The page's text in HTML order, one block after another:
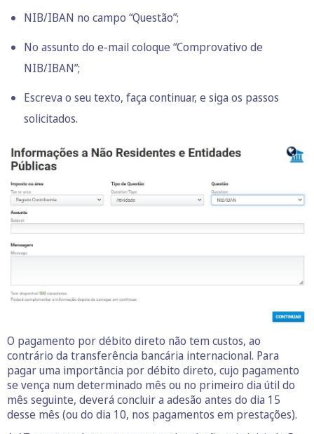
NIB/IBAN no campo “Questão”;
No assunto do e-mail coloque “Comprovativo de
NIB/IBAN”;
Escreva o seu texto, faça continuar, e siga os passos
solicitados.
O pagamento por débito direto não tem custos, ao
contrário da transferência bancária internacional. Para
pagar uma importância por débito direto, cujo pagamento
se vença num determinado mês ou no primeiro dia útil do
mês seguinte, deverá concluir a adesão antes do dia 15
desse mês (ou do dia 10, nos pagamentos em prestações).